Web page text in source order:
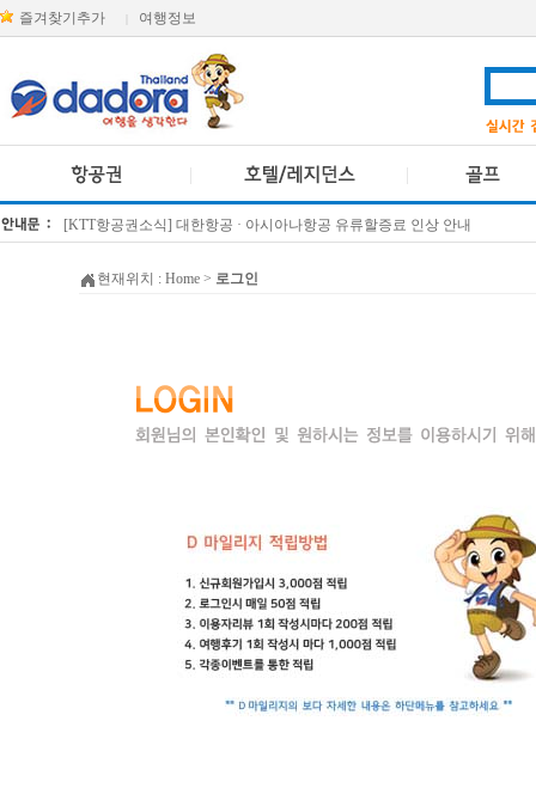
즐겨찾기추가 여행정보
[KTT항공권소식] 대한항공 · 아시아나항공 유류할증료 인상 안내
현재위치 :Home > 로그인